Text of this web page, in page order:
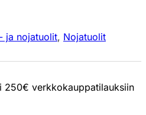
ja nojatuolit, Nojatuolit
250€ verkkokauppatilauksiin